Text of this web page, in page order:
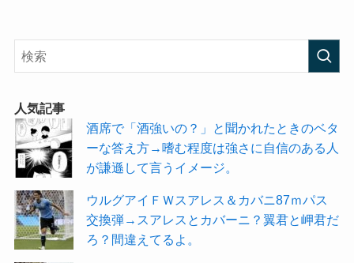
人気記事
酒席で「酒強いの？」と聞かれたときのベタ
ーな答え方→嗜む程度は強さに自信のある人
が謙遜して言うイメージ。
ウルグアイＦＷスアレス＆カバニ87ｍパス
交換弾→スアレスとカバーニ？翼君と岬君だ
ろ？間違えてるよ。